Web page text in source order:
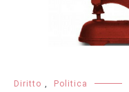
Diritto Politica